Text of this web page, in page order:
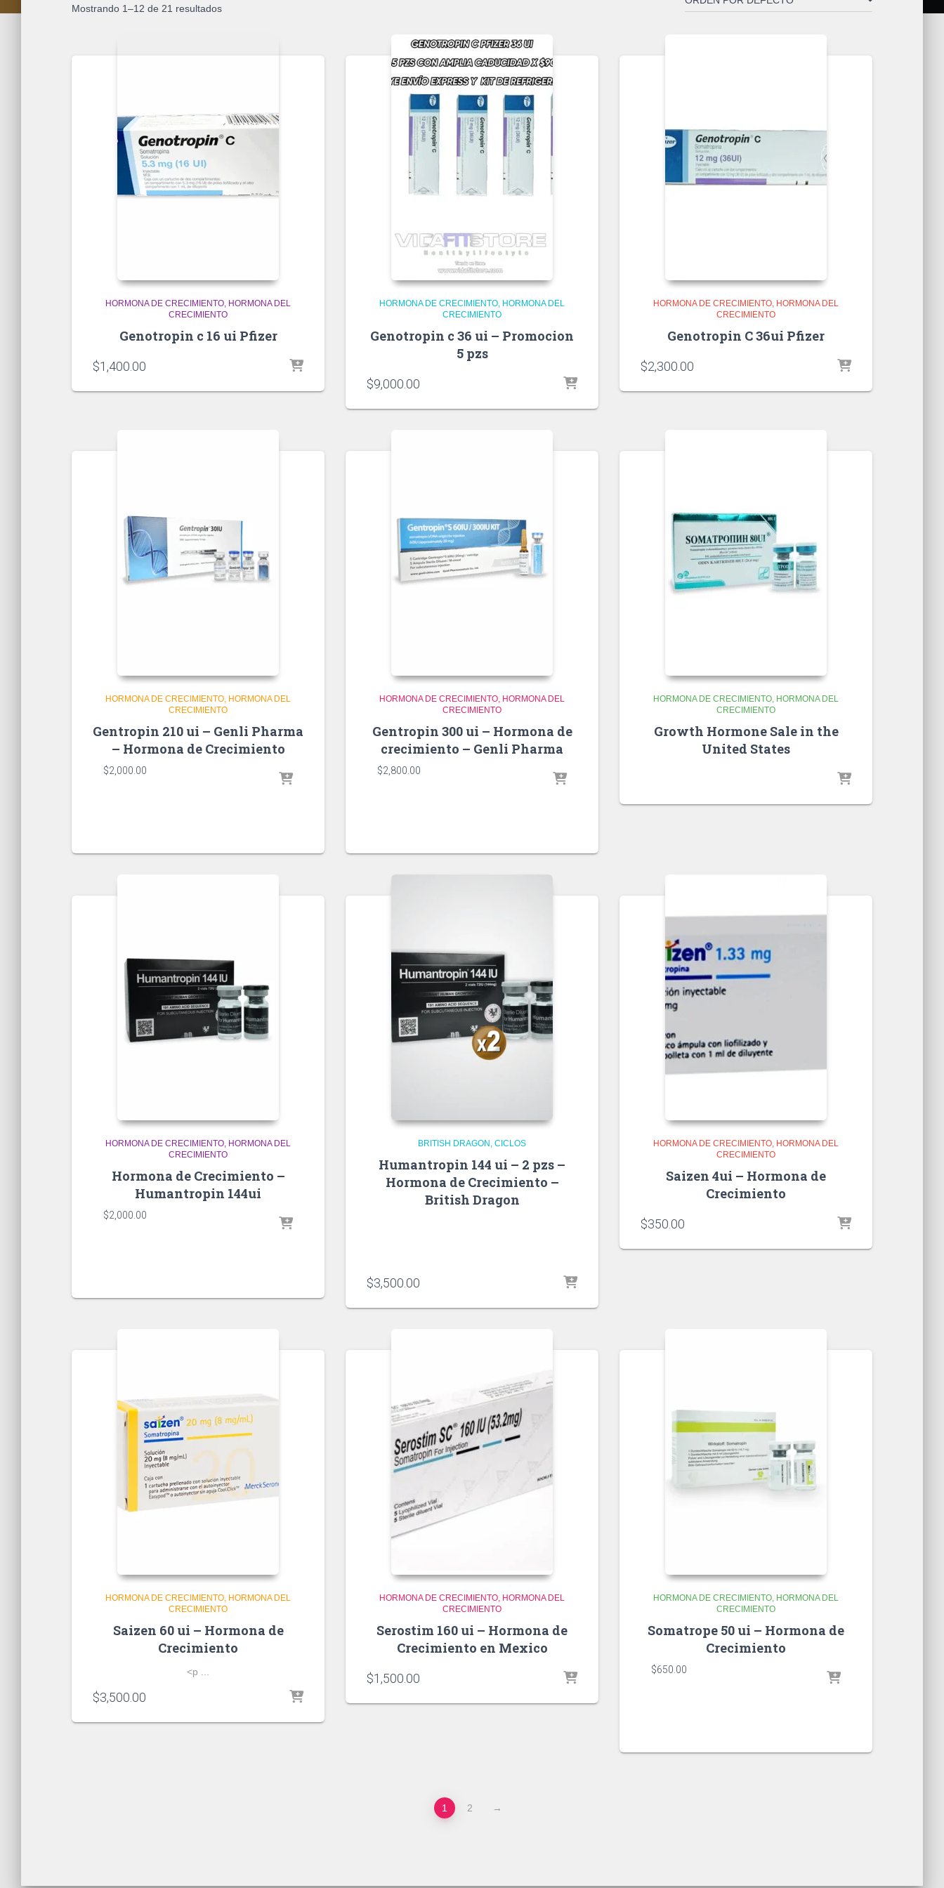
Mostrando 1–12 de 21 resultados
HORMONA DE CRECIMIENTO HORMONA DEL
CRECIMIENTO
Genotropin c 16 ui Pfizer
$1,400.00
HORMONA DE CRECIMIENTO HORMONA DEL
CRECIMIENTO
Genotropin c 36 ui – Promocion
5 pzs
$9,000.00
HORMONA DE CRECIMIENTO HORMONA DEL
CRECIMIENTO
Genotropin C 36ui Pfizer
$2,300.00
HORMONA DE CRECIMIENTO HORMONA DEL
CRECIMIENTO
Gentropin 210 ui – Genli Pharma
– Hormona de Crecimiento
$2,000.00
HORMONA DE CRECIMIENTO HORMONA DEL
CRECIMIENTO
Gentropin 300 ui – Hormona de
crecimiento – Genli Pharma
$2,800.00
HORMONA DE CRECIMIENTO HORMONA DEL
CRECIMIENTO
Growth Hormone Sale in the
United States
HORMONA DE CRECIMIENTO HORMONA DEL
CRECIMIENTO
Hormona de Crecimiento –
Humantropin 144ui
$2,000.00
BRITISH DRAGON CICLOS
Humantropin 144 ui – 2 pzs –
Hormona de Crecimiento –
British Dragon
$3,500.00
HORMONA DE CRECIMIENTO HORMONA DEL
CRECIMIENTO
Saizen 4ui – Hormona de
Crecimiento
$350.00
HORMONA DE CRECIMIENTO HORMONA DEL
CRECIMIENTO
Saizen 60 ui – Hormona de
Crecimiento
<p ...
$3,500.00
HORMONA DE CRECIMIENTO HORMONA DEL
CRECIMIENTO
Serostim 160 ui – Hormona de
Crecimiento en Mexico
$1,500.00
HORMONA DE CRECIMIENTO HORMONA DEL
CRECIMIENTO
Somatrope 50 ui – Hormona de
Crecimiento
$650.00
1 2 →